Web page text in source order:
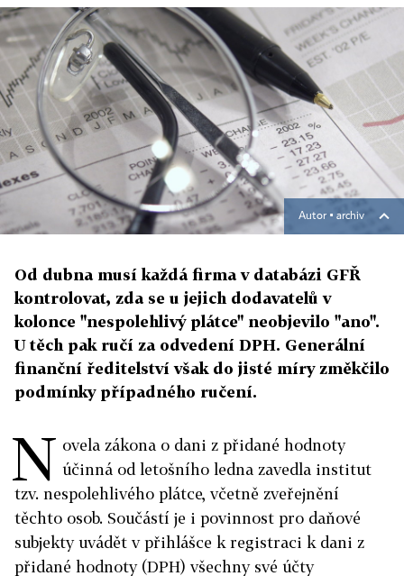
Autor ▪ archiv
Od dubna musí každá firma v databázi GFŘ
kontrolovat, zda se u jejich dodavatelů v
kolonce "nespolehlivý plátce" neobjevilo "ano".
U těch pak ručí za odvedení DPH. Generální
finanční ředitelství však do jisté míry změkčilo
podmínky případného ručení.
N ovela zákona o dani z přidané hodnoty
účinná od letošního ledna zavedla institut
tzv. nespolehlivého plátce, včetně zveřejnění
těchto osob. Součástí je i povinnost pro daňové
subjekty uvádět v přihlášce k registraci k dani z
přidané hodnoty (DPH) všechny své účty